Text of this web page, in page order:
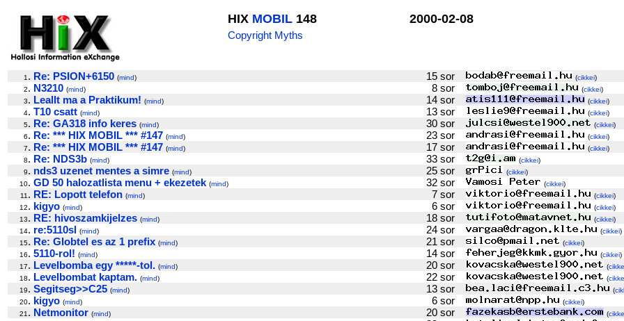
HIX MOBIL 148
Copyright Myths
2000-02-08
1 . Re: PSION+6150 (mind) 15 sor (cikkei)
2. N3210 (mind) 8 sor (cikkei)
3. Leallt ma a Praktikum! (mind) 14 sor (cikkei)
4. T10 csatt (mind) 13 sor (cikkei)
5. Re: GA318 info keres (mind) 30 sor (cikkei)
6. Re: *** HIX MOBIL *** #147 (mind) 23 sor (cikkei)
7. Re: *** HIX MOBIL *** #147 (mind) 17 sor (cikkei)
8. Re: NDS3b (mind) 33 sor (cikkei)
9. nds3 uzenet mentes a simre (mind) 25 sor (cikkei)
10. GD 50 halozatlista menu + ekezetek (mind) 32 sor (cikkei)
11 . RE: Lopott telefon (mind) 7 sor (cikkei)
12. kigyo (mind) 6 sor (cikkei)
13. RE: hivoszamkijelzes (mind) 18 sor (cikkei)
14. re:5110sl (mind) 24 sor (cikkei)
15. Re: Globtel es az 1 prefix (mind) 21 sor (cikkei)
16. 5110-rol! (mind) 14 sor (cikkei)
17. Levelbomba egy *****-tol. (mind) 20 sor (
18. Levelbombat kaptam. (mind) 22 sor (
19. Segitseg>>C25 (mind) 13 sor (
20. kigyo (mind) 6 sor (cikkei)
21 . Netmonitor (mind) 20 sor (